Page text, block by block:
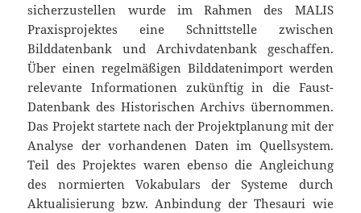
sicherzustellen wurde im Rahmen des MALIS
Praxisprojektes eine Schnittstelle zwischen
Bilddatenbank und Archivdatenbank geschaffen.
Über einen regelmäßigen Bilddatenimport werden
relevante Informationen zukünftig in die Faust-
Datenbank des Historischen Archivs übernommen.
Das Projekt startete nach der Projektplanung mit der
Analyse der vorhandenen Daten im Quellsystem.
Teil des Projektes waren ebenso die Angleichung
des normierten Vokabulars der Systeme durch
Aktualisierung bzw. Anbindung der Thesauri wie